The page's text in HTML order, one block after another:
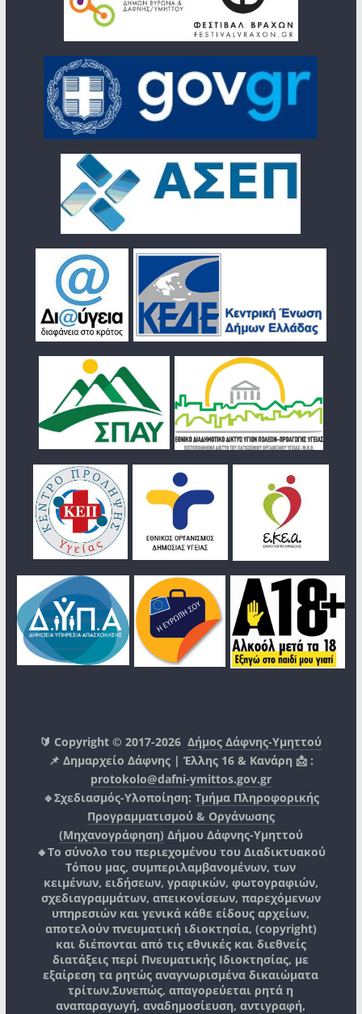
🔰 Copyright © 2017-2026Δήμος Δάφνης-Υμηττού
📌 Δημαρχείο Δάφνης | Έλλης 16 & Κανάρη 📩 :
protokolo@dafni-ymittos.gov.gr
🔹Σχεδιασμός-Υλοποίηση: Τμήμα Πληροφορικής
Προγραμματισμού & Οργάνωσης
(Μηχανογράφηση) Δήμου Δάφνης-Υμηττού
🔸Το σύνολο του περιεχομένου του Διαδικτυακού
Τόπου μας, συμπεριλαμβανομένων, των
κειμένων, ειδήσεων, γραφικών, φωτογραφιών,
σχεδιαγραμμάτων, απεικονίσεων, παρεχόμενων
υπηρεσιών και γενικά κάθε είδους αρχείων,
αποτελούν πνευματική ιδιοκτησία, (copyright)
και διέπονται από τις εθνικές και διεθνείς
διατάξεις περί Πνευματικής Ιδιοκτησίας, με
εξαίρεση τα ρητώς αναγνωρισμένα δικαιώματα
τρίτων.Συνεπώς, απαγορεύεται ρητά η
αναπαραγωγή, αναδημοσίευση, αντιγραφή,